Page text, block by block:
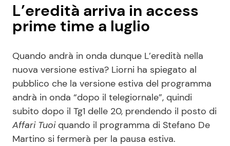
L’eredità arriva in access
prime time a luglio
Quando andrà in onda dunque L’eredità nella
nuova versione estiva? Liorni ha spiegato al
pubblico che la versione estiva del programma
andrà in onda “dopo il telegiornale”, quindi
subito dopo il Tg1 delle 20, prendendo il posto di
Affari Tuoiquando il programma di Stefano De
Martino si fermerà per la pausa estiva.